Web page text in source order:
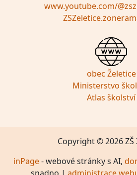
www.youtube.com/
obec Želetice
Ministerstvo
Atlas školství
Copyright © 2026 ZŠ
inPage- webové stránky s AI,